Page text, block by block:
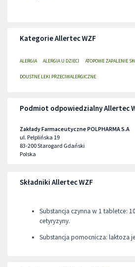
Kategorie Allertec WZF
ALERGIA ALERGIA U DZIECI ATOPOWE ZAPALENIE
DOUSTNE LEKI PRZECIWALERGICZNE
Podmiot odpowiedzialny Allertec
Zakłady Farmaceutyczne POLPHARMA S.A
ul. Pelplińska 19
83-200Starogard Gdański
Polska
Składniki Allertec WZF
Substancja czynna w 1 tabletce:
cetyryzyny.
Substancja pomocnicza: laktoza